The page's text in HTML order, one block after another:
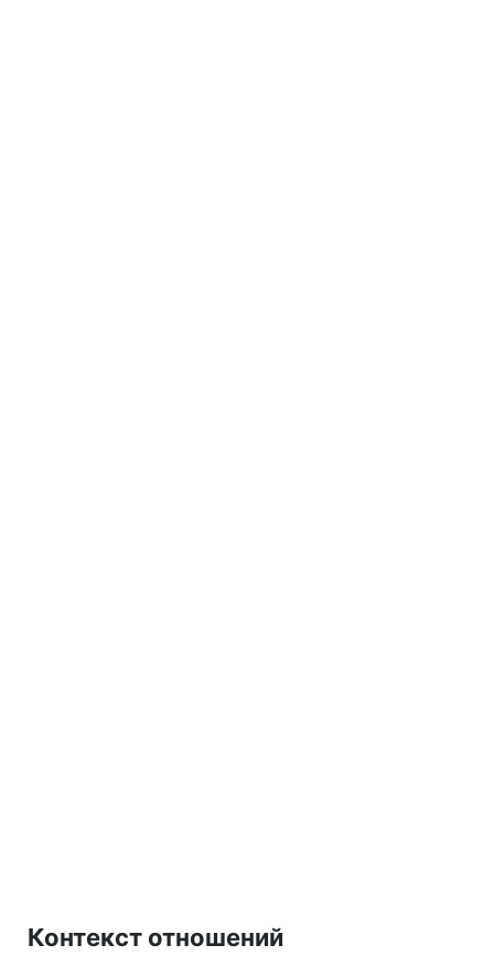
Контекст отношений